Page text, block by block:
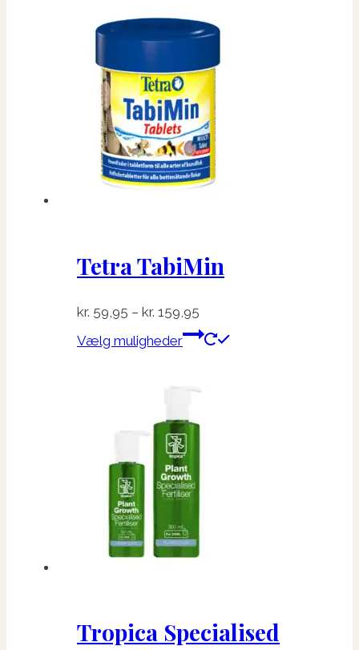
Tetra TabiMin
kr. 59,95 – kr. 159,95
kr. 59,95
Vælg muligheder
Dette
Tropica Specialised